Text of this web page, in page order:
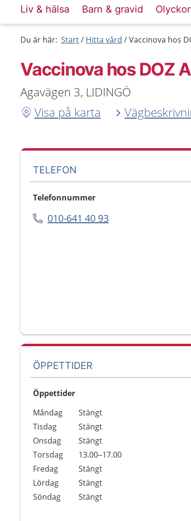
Liv & hälsa Barn & gravid
Du är här: Start Hitta vård Vaccinova hos
Vaccinova hos DOZ
Agavägen 3, LIDINGÖ
Visa på karta
TELEFON
Telefonnummer
010-641 40 93
ÖPPETTIDER
Öppettider
Dag
Öppettider
Kommentarer
Måndag
Stängt
Tisdag
Stängt
Onsdag
Stängt
Torsdag
13.00–17.00
Fredag
Stängt
Lördag
Stängt
Söndag
Stängt